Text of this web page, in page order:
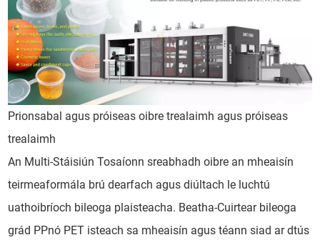
Prionsabal agus próiseas oibre trealaimh agus próiseas
trealaimh
An Multi-Stáisiún Tosaíonn sreabhadh oibre an mheaisín
teirmeaformála brú dearfach agus diúltach le luchtú
uathoibríoch bileoga plaisteacha. Beatha-Cuirtear bileoga
grád PPnó PET isteach sa mheaisín agus téann siad ar dtús